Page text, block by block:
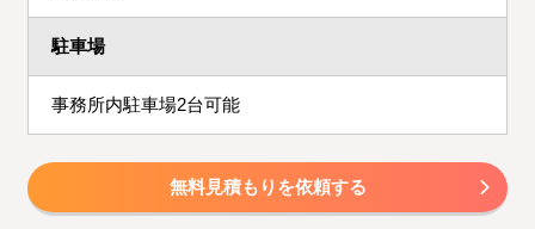
駐車場
事務所内駐車場2台可能
無料見積もりを依頼する